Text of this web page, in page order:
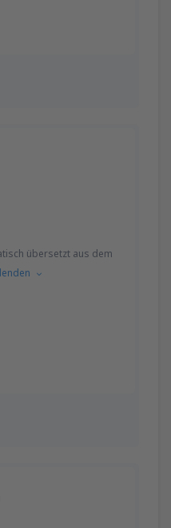
übersetzt aus dem